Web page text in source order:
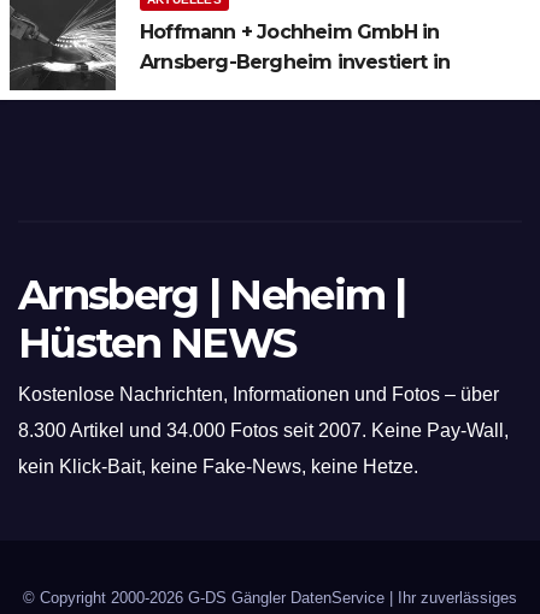
Hoffmann + Jochheim GmbH in
Arnsberg-Bergheim investiert in
Arnsberg | Neheim |
Hüsten NEWS
Kostenlose Nachrichten, Informationen und Fotos – über
8.300 Artikel und 34.000 Fotos seit 2007. Keine Pay-Wall,
kein Klick-Bait, keine Fake-News, keine Hetze.
© Copyright 2000-2026 G-DS Gängler DatenService | Ihr zuverlässiges